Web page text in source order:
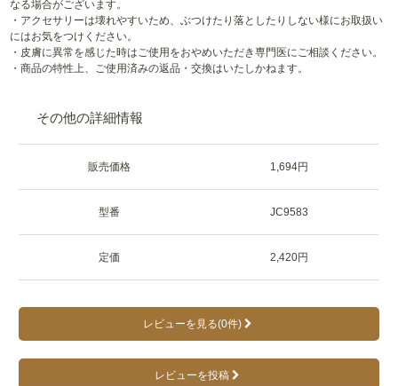
なる場合がございます。
・アクセサリーは壊れやすいため、ぶつけたり落としたりしない様にお取扱い
にはお気をつけください。
・皮膚に異常を感じた時はご使用をおやめいただき専門医にご相談ください。
・商品の特性上、ご使用済みの返品・交換はいたしかねます。
その他の詳細情報
販売価格 1,694円
型番 JC9583
定価 2,420円
レビューを見る(0件)
レビューを投稿